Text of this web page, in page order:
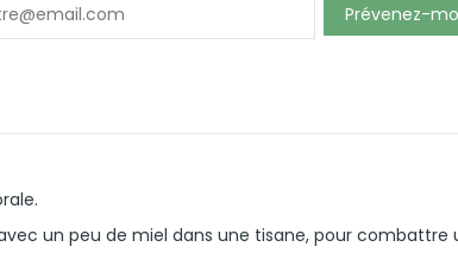
Prévenez-
un peu de miel dans une tisane, pour combattre